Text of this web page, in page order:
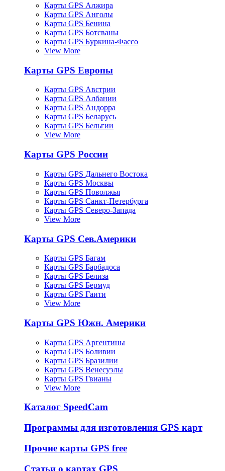
Карты GPS Алжира
Карты GPS Анголы
Карты GPS Бенина
Карты GPS Ботсваны
Карты GPS Буркина-Фассо
View More
Карты GPS Европы
Карты GPS Австрии
Карты GPS Албании
Карты GPS Андорра
Карты GPS Беларусь
Карты GPS Бельгии
View More
Карты GPS России
Карты GPS Дальнего Востока
Карты GPS Москвы
Карты GPS Поволжья
Карты GPS Санкт-Петербурга
Карты GPS Северо-Запада
View More
Карты GPS Сев.Америки
Карты GPS Багам
Карты GPS Барбадоса
Карты GPS Белиза
Карты GPS Бермуд
Карты GPS Гаити
View More
Карты GPS Южн. Америки
Карты GPS Аргентины
Карты GPS Боливии
Карты GPS Бразилии
Карты GPS Венесуэлы
Карты GPS Гвианы
View More
Каталог SpeedCam
Программы для изготовления GPS карт
Прочие карты GPS free
Статьи о картах GPS